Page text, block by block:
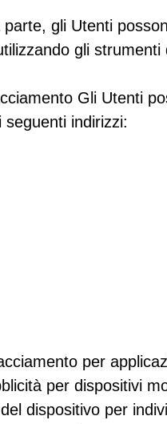
gli Utenti
gli
Gli Utenti
indirizzi:
per
per dispositivi
dispositivo per